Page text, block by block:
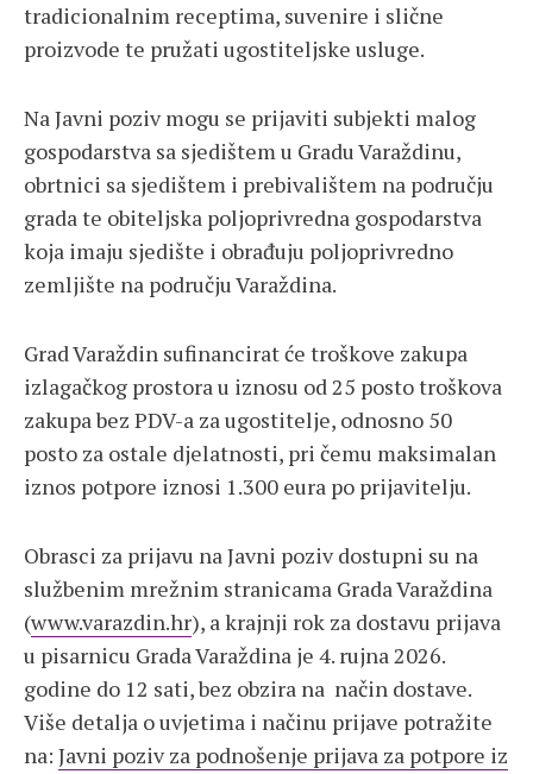
tradicionalnim receptima, suvenire i slične
proizvode te pružati ugostiteljske usluge.
Na Javni poziv mogu se prijaviti subjekti malog
gospodarstva sa sjedištem u Gradu Varaždinu,
obrtnici sa sjedištem i prebivalištem na području
grada te obiteljska poljoprivredna gospodarstva
koja imaju sjedište i obrađuju poljoprivredno
zemljište na području Varaždina.
Grad Varaždin sufinancirat će troškove zakupa
izlagačkog prostora u iznosu od 25 posto troškova
zakupa bez PDV-a za ugostitelje, odnosno 50
posto za ostale djelatnosti, pri čemu maksimalan
iznos potpore iznosi 1.300 eura po prijavitelju.
Obrasci za prijavu na Javni poziv dostupni su na
službenim mrežnim stranicama Grada Varaždina
(www.varazdin.hr), a krajnji rok za dostavu prijava
u pisarnicu Grada Varaždina je 4. rujna 2026.
godine do 12 sati, bez obzira na način dostave.
Više detalja o uvjetima i načinu prijave potražite
na: Javni poziv za podnošenje prijava za potpore iz